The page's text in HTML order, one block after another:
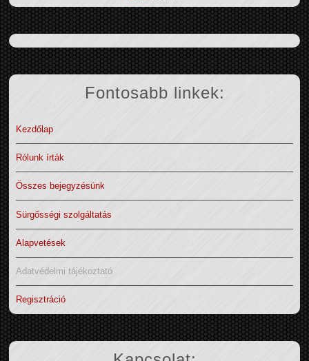
Fontosabb linkek:
Kezdőlap
Rólunk írták
Összes bejegyzésünk
Sürgősségi szolgáltatás
Alapvetések
Adatvédelmi tájékoztató
Regisztráció